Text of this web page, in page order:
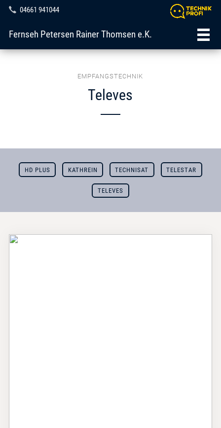
04661 941044
Fernseh Petersen Rainer Thomsen e.K.
EMPFANGSTECHNIK
Televes
HD PLUS KATHREIN TECHNISAT TELESTAR
TELEVES